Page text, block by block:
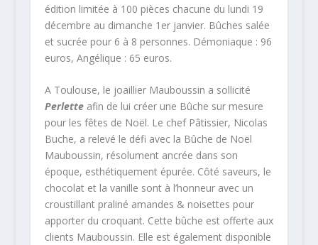
édition limitée à 100 pièces chacune du lundi 19
décembre au dimanche 1er janvier. Bûches salée
et sucrée pour 6 à 8 personnes. Démoniaque : 96
euros, Angélique : 65 euros.
A Toulouse, le joaillier Mauboussin a sollicité
Perletteafin de lui créer une Bûche sur mesure
pour les fêtes de Noël. Le chef Pâtissier, Nicolas
Buche, a relevé le défi avec la Bûche de Noël
Mauboussin, résolument ancrée dans son
époque, esthétiquement épurée. Côté saveurs, le
chocolat et la vanille sont à l’honneur avec un
croustillant praliné amandes & noisettes pour
apporter du croquant. Cette bûche est offerte aux
clients Mauboussin. Elle est également disponible